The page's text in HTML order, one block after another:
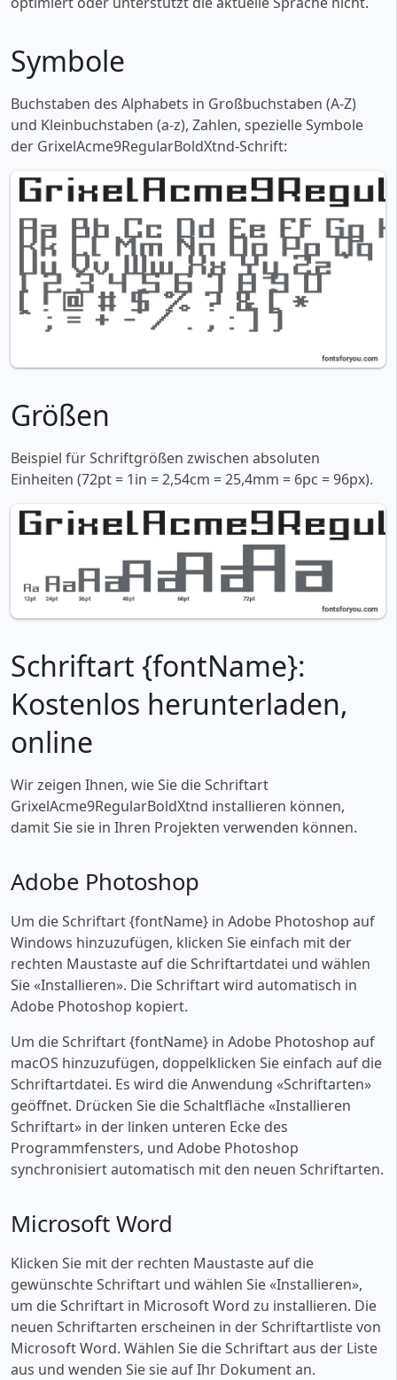
Symbole
Buchstaben des Alphabets in Großbuchstaben (A-Z)
und Kleinbuchstaben (a-z), Zahlen, spezielle Symbole
der GrixelAcme9RegularBoldXtnd-Schrift:
Größen
Beispiel für Schriftgrößen zwischen absoluten
Einheiten (72pt = 1in = 2,54cm = 25,4mm = 6pc = 96px).
Schriftart {fontName}:
Kostenlos herunterladen,
online
Wir zeigen Ihnen, wie Sie die Schriftart
GrixelAcme9RegularBoldXtnd installieren können,
damit Sie sie in Ihren Projekten verwenden können.
Adobe Photoshop
Um die Schriftart {fontName} in Adobe Photoshop auf
Windows hinzuzufügen, klicken Sie einfach mit der
rechten Maustaste auf die Schriftartdatei und wählen
Sie «‎Installieren». Die Schriftart wird automatisch in
Adobe Photoshop kopiert.
Um die Schriftart {fontName} in Adobe Photoshop auf
macOS hinzuzufügen, doppelklicken Sie einfach auf die
Schriftartdatei. Es wird die Anwendung «‎Schriftarten»
geöffnet. Drücken Sie die Schaltfläche «‎Installieren
Schriftart» in der linken unteren Ecke des
Programmfensters, und Adobe Photoshop
synchronisiert automatisch mit den neuen Schriftarten.
Microsoft Word
Klicken Sie mit der rechten Maustaste auf die
gewünschte Schriftart und wählen Sie «‎Installieren»,
um die Schriftart in Microsoft Word zu installieren. Die
neuen Schriftarten erscheinen in der Schriftartliste von
Microsoft Word. Wählen Sie die Schriftart aus der Liste
aus und wenden Sie sie auf Ihr Dokument an.